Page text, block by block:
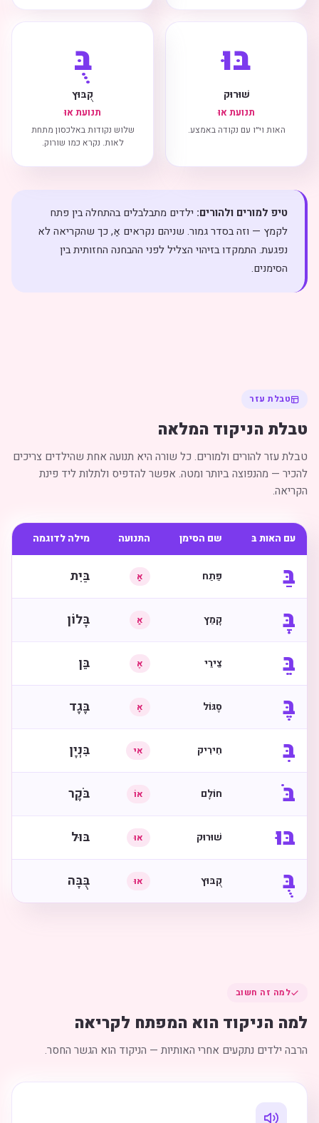
בּוּ
שׁוּרוּק
תנועת אוּ
האות וי״ו עם נקודה באמצע.
בֻּ
קֻבּוּץ
תנועת אוּ
שלוש נקודות באלכסון מתחת
לאות. נקרא כמו שורוק.
טיפ למורים ולהורים: ילדים מתבלבלים בהתחלה בין פתח
לקמץ — וזה בסדר גמור. שניהם נקראים אַ, כך שהקריאה לא
נפגעת. התמקדו בזיהוי הצליל לפני ההבחנה החזותית בין
הסימנים.
טבלת עזר
טבלת הניקוד המלאה
טבלת עזר להורים ולמורים. כל שורה היא תנועה אחת שהילדים צריכים
להכיר — מהנפוצה ביותר ומטה. אפשר להדפיס ולתלות ליד פינת
הקריאה.
עם האות בּ שם הסימן התנועה מילה לדוגמה
בַּ פַּתַח אַ בַּיִת
בָּ קָמַץ אַ בָּלוֹן
בֵּ צֵירֵי אֶ בֵּן
בֶּ סֶגּוֹל אֶ בֶּגֶד
בִּ חִירִיק אִי בִּנְיָן
בֹּ חוֹלָם אוֹ בֹּקֶר
בּוּ שׁוּרוּק אוּ בּוּל
בֻּ קֻבּוּץ אוּ בֻּבָּה
למה זה חשוב
למה הניקוד הוא המפתח לקריאה
הרבה ילדים נתקעים אחרי האותיות — הניקוד הוא הגשר החסר.